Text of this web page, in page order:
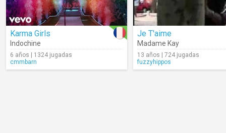
Karma Girls
Indochine
6 años | 1324 jugadas
cmmbarn
Je T'aime
Madame Kay
13 años | 724 jugadas
fuzzyhippos